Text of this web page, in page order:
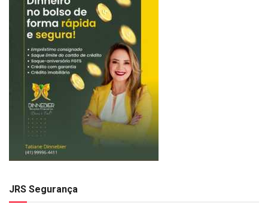
JRS Segurança